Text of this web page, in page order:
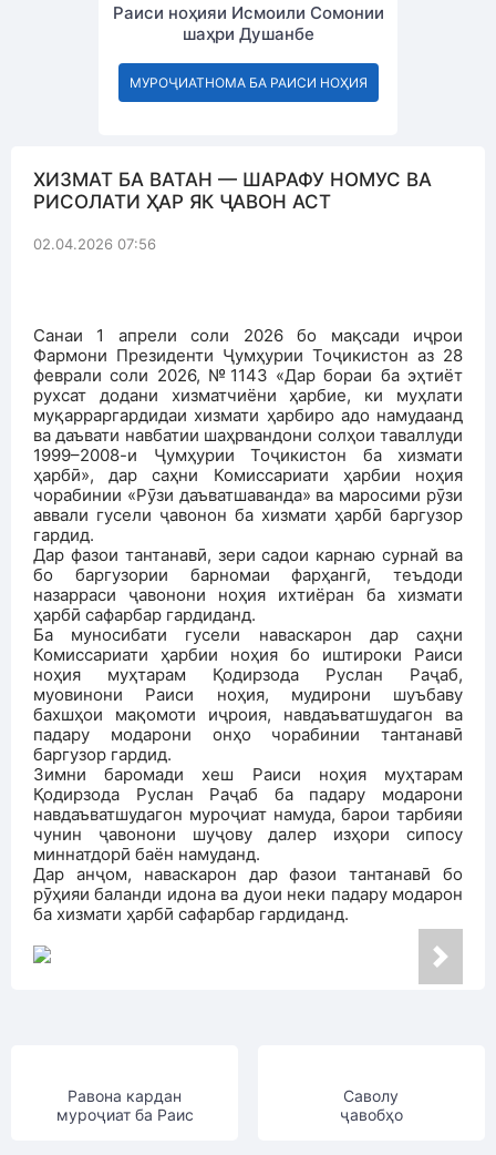
Раиси ноҳияи Исмоили Сомонии
шаҳри Душанбе
МУРОҶИАТНОМА БА РАИСИ НОҲИЯ
ХИЗМАТ БА ВАТАН — ШАРАФУ НОМУС ВА
РИСОЛАТИ ҲАР ЯК ҶАВОН АСТ
02.04.2026 07:56
Санаи 1 апрели соли 2026 бо мақсади иҷрои
Фармони Президенти Ҷумҳурии Тоҷикистон аз 28
феврали соли 2026, №1143 «Дар бораи ба эҳтиёт
рухсат додани хизматчиёни ҳарбие, ки муҳлати
муқарраргардидаи хизмати ҳарбиро адо намудаанд
ва даъвати навбатии шаҳрвандони солҳои таваллуди
1999–2008-и Ҷумҳурии Тоҷикистон ба хизмати
ҳарбӣ», дар саҳни Комиссариати ҳарбии ноҳия
чорабинии «Рӯзи даъватшаванда» ва маросими рӯзи
аввали гусели ҷавонон ба хизмати ҳарбӣ баргузор
гардид.
Дар фазои тантанавӣ, зери садои карнаю сурнай ва
бо баргузории барномаи фарҳангӣ, теъдоди
назарраси ҷавонони ноҳия ихтиёран ба хизмати
ҳарбӣ сафарбар гардиданд.
Ба муносибати гусели наваскарон дар саҳни
Комиссариати ҳарбии ноҳия бо иштироки Раиси
ноҳия муҳтарам Қодирзода Руслан Раҷаб,
муовинони Раиси ноҳия, мудирони шуъбаву
бахшҳои мақомоти иҷроия, навдаъватшудагон ва
падару модарони онҳо чорабинии тантанавӣ
баргузор гардид.
Зимни баромади хеш Раиси ноҳия муҳтарам
Қодирзода Руслан Раҷаб ба падару модарони
навдаъватшудагон муроҷиат намуда, барои тарбияи
чунин ҷавонони шуҷову далер изҳори сипосу
миннатдорӣ баён намуданд.
Дар анҷом, наваскарон дар фазои тантанавӣ бо
рӯҳияи баланди идона ва дуои неки падару модарон
ба хизмати ҳарбӣ сафарбар гардиданд.
Равона кардан
муроҷиат ба Раис
Саволу
ҷавобҳо